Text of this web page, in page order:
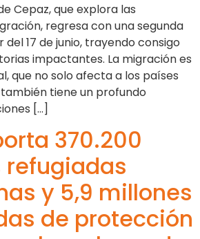
Cepaz, que explora las
regresa con una segunda
17 de junio, trayendo consigo
impactantes. La migración es
que no solo afecta a los países
tiene un profundo
[…]
370.200
refugiadas
y 5,9 millones
de protección